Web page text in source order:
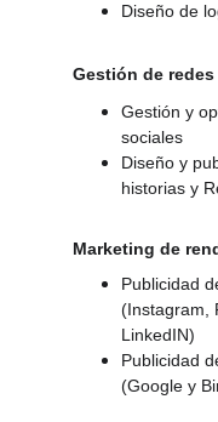
Diseño de
Gestión de
Gestión y
sociales
Diseño y
historias y
Marketing de
Publicidad
(Instagram,
LinkedIN)
Publicidad
(Google y